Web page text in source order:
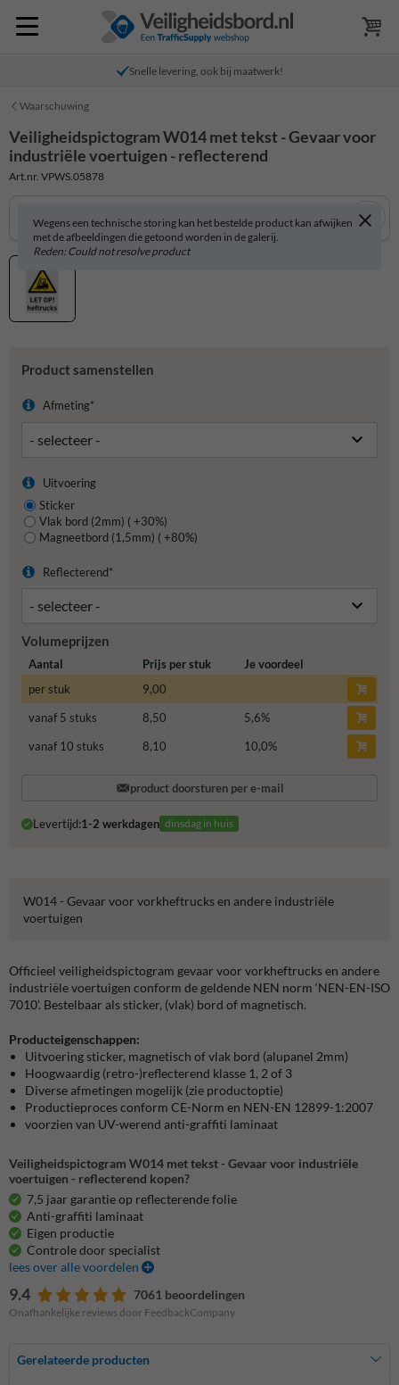
Snelle levering, ook bij maatwerk!
Waarschuwing
Veiligheidspictogram W014 met tekst - Gevaar voor
industriële voertuigen - reflecterend
Art.nr. VPWS.05878
Wegens een technische storing kan het bestelde product kan afwijken
met de afbeeldingen die getoond worden in de galerij.
Reden: Could not resolve product
Product samenstellen
Afmeting*
Uitvoering
Sticker
Vlak bord (2mm) ( +30%)
Magneetbord (1,5mm) ( +80%)
Reflecterend*
Volumeprijzen
Aantal Prijs per stuk
Je voordeel
per stuk
9,00
vanaf 5 stuks
8,50 5,6%
vanaf 10 stuks
8,10 10,0%
product doorsturen per e-mail
Levertijd:1-2 werkdagen dinsdag in huis
W014 - Gevaar voor vorkheftrucks en andere industriële
voertuigen
Officieel veiligheidspictogram gevaar voor vorkheftrucks en andere
industriële voertuigen conform de geldende NEN norm ‘NEN-EN-ISO
7010’. Bestelbaar als sticker, (vlak) bord of magnetisch.
Producteigenschappen:
Uitvoering sticker, magnetisch of vlak bord (alupanel 2mm)
Hoogwaardig (retro-)reflecterend klasse 1, 2 of 3
Diverse afmetingen mogelijk (zie productoptie)
Productieproces conform CE-Norm en NEN-EN 12899-1:2007
voorzien van UV-werend anti-graffiti laminaat
Veiligheidspictogram W014 met tekst - Gevaar voor industriële
voertuigen - reflecterend kopen?
7,5 jaar garantie op reflecterende folie
Anti-graffiti laminaat
Eigen productie
Controle door specialist
lees over alle voordelen
9.4 7061 beoordelingen
Onafhankelijke reviews door FeedbackCompany
Gerelateerde producten